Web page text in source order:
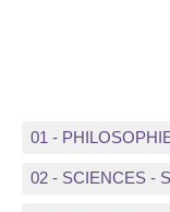
01 -
02 - SCIENCES -